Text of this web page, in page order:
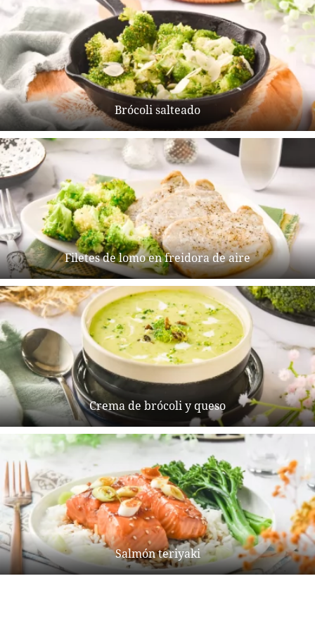
Brócoli salteado
Filetes de lomo en freidora de aire
Crema de brócoli y queso
Salmón teriyaki